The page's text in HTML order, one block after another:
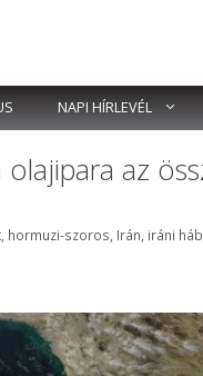
NAPI HÍRLEVÉL
az
hormuzi-szoros Irán iráni